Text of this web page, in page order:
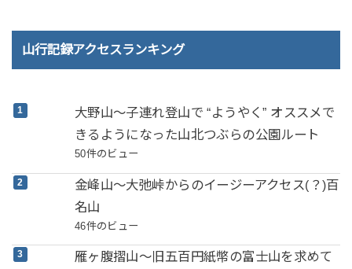
山行記録アクセスランキング
大野山～子連れ登山で “ようやく” オススメで
きるようになった山北つぶらの公園ルート
50件のビュー
金峰山～大弛峠からのイージーアクセス(？)百
名山
46件のビュー
雁ヶ腹摺山～旧五百円紙幣の富士山を求めて